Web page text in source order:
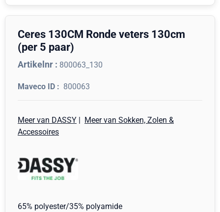
Ceres 130CM Ronde veters 130cm
(per 5 paar)
Artikelnr : 800063_130
65% polyester/35% polyamide
800063
Meer van DASSY
Meer van Sokken, Zolen &
Accessoires